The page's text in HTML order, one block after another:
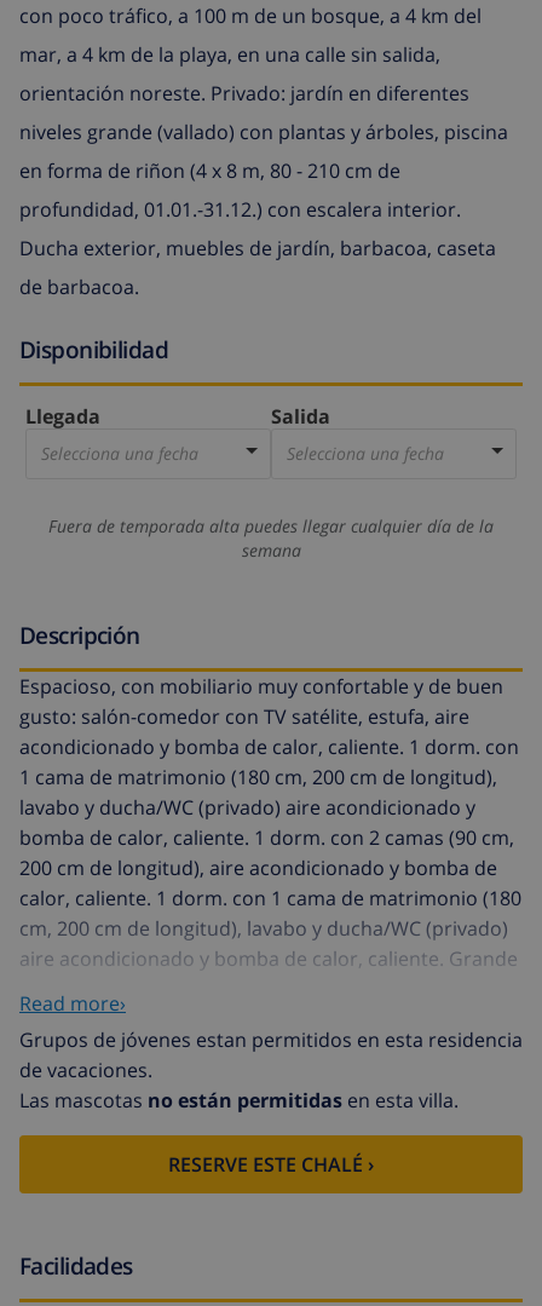
con poco tráfico, a 100 m de un bosque, a 4 km del
mar, a 4 km de la playa, en una calle sin salida,
orientación noreste. Privado: jardín en diferentes
niveles grande (vallado) con plantas y árboles, piscina
en forma de riñon (4 x 8 m, 80 - 210 cm de
profundidad, 01.01.-31.12.) con escalera interior.
Ducha exterior, muebles de jardín, barbacoa, caseta
de barbacoa.
Disponibilidad
Llegada
Selecciona una fecha
Salida
Selecciona una fecha
Fuera de temporada alta puedes llegar cualquier día de la
semana
Descripción
Espacioso, con mobiliario muy confortable y de buen
gusto: salón-comedor con TV satélite, estufa, aire
acondicionado y bomba de calor, caliente. 1 dorm. con
1 cama de matrimonio (180 cm, 200 cm de longitud),
lavabo y ducha/WC (privado) aire acondicionado y
bomba de calor, caliente. 1 dorm. con 2 camas (90 cm,
200 cm de longitud), aire acondicionado y bomba de
calor, caliente. 1 dorm. con 1 cama de matrimonio (180
cm, 200 cm de longitud), lavabo y ducha/WC (privado)
aire acondicionado y bomba de calor, caliente. Grande
cocina abierta (horno, lavavajillas, 4 Placas de
inducción, microondas, congelador, cafetera eléctrica)
con barra americana, aire acondicionado y bomba de
calor, caliente. Ducha/WC, doble lavabo. En planta
inferior: (escalera exterior) salón-dormitorio grande
con 2 camas (90 cm, 200 cm de longitud), ducha/WC
(privado) aire acondicionado y bomba de calor,
caliente. Salida al jardín, a la terraza. Mobiliario
grande. Muebles de terraza, barbacoa, tumbonas,
porche, rincón para sentarse. Vista panorámica
Read more›
Grupos de jóvenes estan permitidos en esta residencia
de vacaciones.
Las mascotas no están permitidas en esta villa.
RESERVE ESTE CHALÉ ›
Facilidades